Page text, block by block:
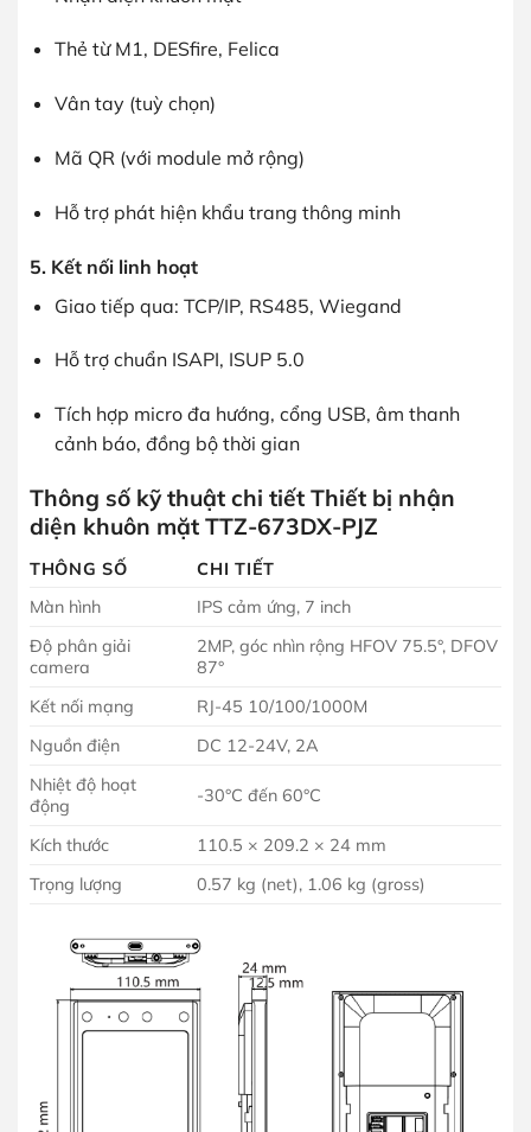
Thẻ từ M1, DESfire, Felica
Vân tay (tuỳ chọn)
Mã QR (với module mở rộng)
Hỗ trợ phát hiện khẩu trang thông minh
5. Kết nối linh hoạt
Giao tiếp qua: TCP/IP, RS485, Wiegand
Hỗ trợ chuẩn ISAPI, ISUP 5.0
Tích hợp micro đa hướng, cổng USB, âm thanh
cảnh báo, đồng bộ thời gian
Thông số kỹ thuật chi tiết Thiết bị nhận
diện khuôn mặt TTZ-673DX-PJZ
THÔNG SỐ
CHI TIẾT
Màn hình
IPS cảm ứng, 7 inch
Độ phân giải
camera
2MP, góc nhìn rộng HFOV 75.5°, DFOV
87°
Kết nối mạng
RJ-45 10/100/1000M
Nguồn điện
DC 12-24V, 2A
Nhiệt độ hoạt
động
-30°C đến 60°C
Kích thước
110.5 × 209.2 × 24 mm
Trọng lượng
0.57 kg (net), 1.06 kg (gross)